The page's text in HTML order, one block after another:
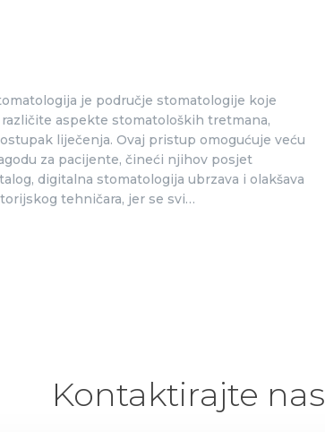
je područje stomatologije koje
aspekte stomatoloških tretmana,
liječenja. Ovaj pristup omogućuje veću
za pacijente, čineći njihov posjet
digitalna stomatologija ubrzava i olakšava
tehničara, jer se svi…
Kontaktirajte nas